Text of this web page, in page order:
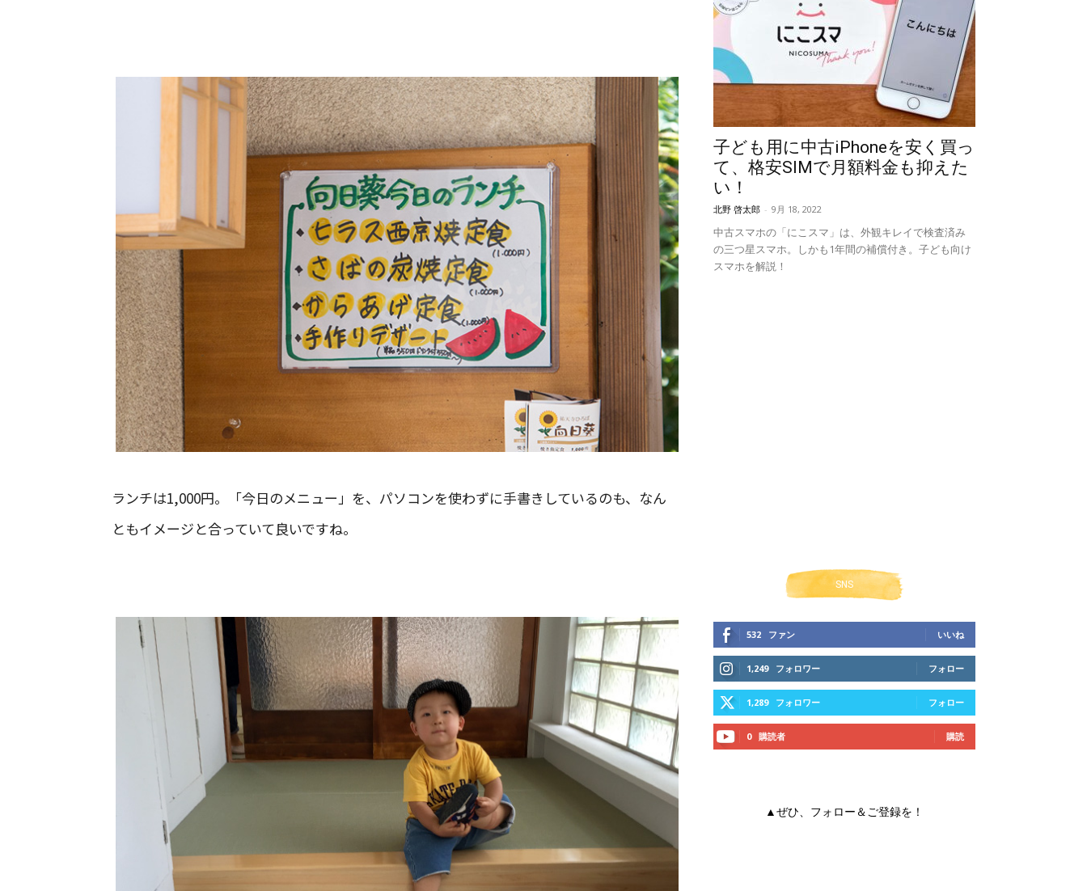
ランチは1,000円。「今日のメニュー」を、パソコンを使わずに手書きしているのも、なん
ともイメージと合っていて良いですね。
子ども用に中古iPhoneを安く買っ
て、格安SIMで月額料金も抑えた
い！
北野 啓太郎 - 9月 18, 2022
中古スマホの「にこスマ」は、外観キレイで検査済み
の三つ星スマホ。しかも1年間の補償付き。子ども向け
スマホを解説！
SNS
532 ファン いいね
1,249 フォロワー フォロー
1,289 フォロワー フォロー
0 購読者 購読
▲ぜひ、フォロー＆ご登録を！